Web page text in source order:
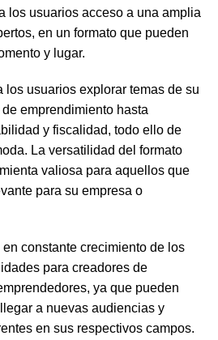
los usuarios acceso a una amplia
en un formato que pueden
y lugar.
los usuarios explorar temas de su
emprendimiento hasta
y fiscalidad, todo ello de
La versatilidad del formato
valiosa para aquellos que
para su empresa o
constante crecimiento de los
para creadores de
ya que pueden
a nuevas audiencias y
en sus respectivos campos.